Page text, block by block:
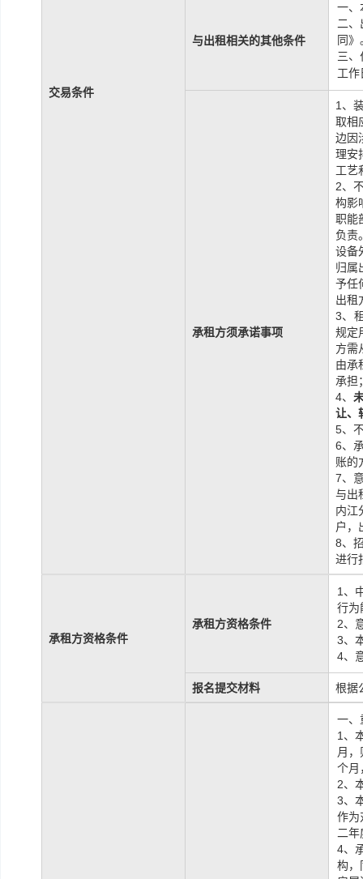
交易条件
与出租相关的其他条件
一、
二
同》
三、
工作
承租方须承诺事项
1、
取相
边因
理安
工艺
2、
构影
职能
负责
设备
归属
予任
出租
3、
规定
方需
由承
承担
4、
让、
5、
6、
账的
7、
与出
内江
户，
8、
进行
承租方资格条件
承租方资格条件
1、
行为
2、
3、
4、
报名提交材料 根据
一、
1、
月
个月
2、
3、
作为
二
4、
构，